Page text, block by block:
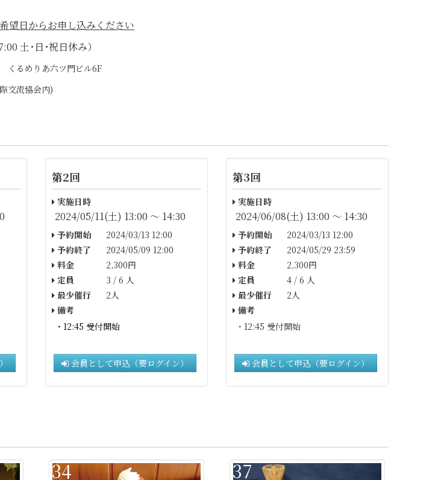
望日からお申し込みください
土･日･祝日休み）
るめりあ六ツ門ビル6F
交流協会内)
第2回
実施日時
2024/05/11(土) 13:00 〜 14:30
予約開始
2024/03/13 12:00
予約終了
2024/05/09 12:00
料金
2,300円
定員
3 / 6 人
最少催行
2人
備考
・12:45 受付開始
会員として申込（要ログイン）
第3回
実施日時
2024/06/08(土) 13:00 〜 14:30
予約開始
2024/03/13 12:00
予約終了
2024/05/29 23:59
料金
2,300円
定員
4 / 6 人
最少催行
2人
備考
・12:45 受付開始
会員として申込（要ログイン）
34 37